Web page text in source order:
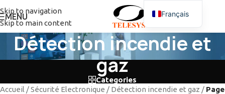
Skip to navigation
Skip to main content
MENU
Détection incendie et
gaz
Categories
Accueil /Sécurité Electronique / Détection incendie et gaz / Page
Français